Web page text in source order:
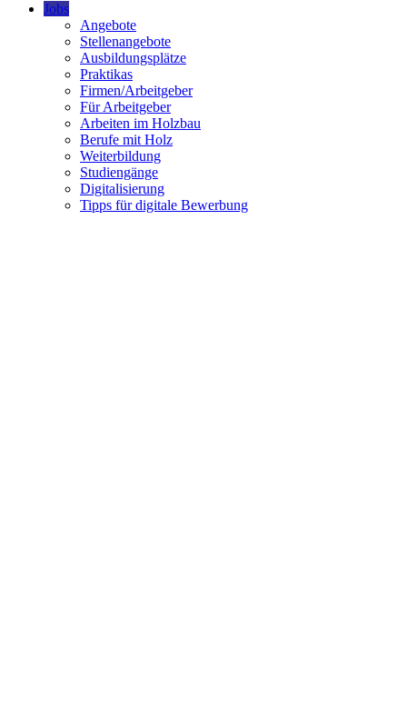
Jobs
Angebote
Stellenangebote
Ausbildungsplätze
Praktikas
Firmen/Arbeitgeber
Für Arbeitgeber
Arbeiten im Holzbau
Berufe mit Holz
Weiterbildung
Studiengänge
Digitalisierung
Tipps für digitale Bewerbung